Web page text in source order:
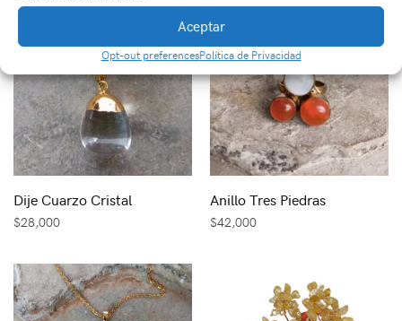
Aceptar
Opt-out preferencesPolítica de Privacidad
Dije Cuarzo Cristal
$28,000
Anillo Tres Piedras
$42,000